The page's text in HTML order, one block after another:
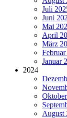
Juli
Juni
Mai
April
März
Januar
2024
August